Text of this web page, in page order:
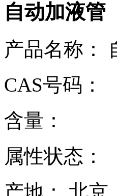
自动加液管
产品名称：
CAS号码：
含量：
属性状态：
产地： 北京